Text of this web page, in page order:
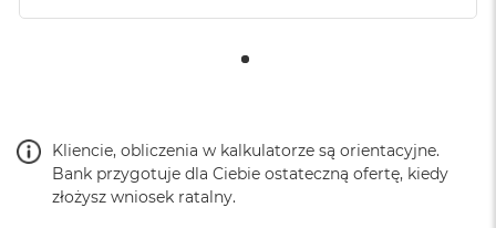
Kliencie, obliczenia w kalkulatorze są orientacyjne.
Bank przygotuje dla Ciebie ostateczną ofertę, kiedy
złożysz wniosek ratalny.